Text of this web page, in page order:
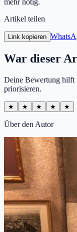
mehr nötig.
Artikel teilen
Link kopieren
War dieser
Deine Bewertung hilft
priorisieren.
★ ★ ★ ★ ★
Über den Autor